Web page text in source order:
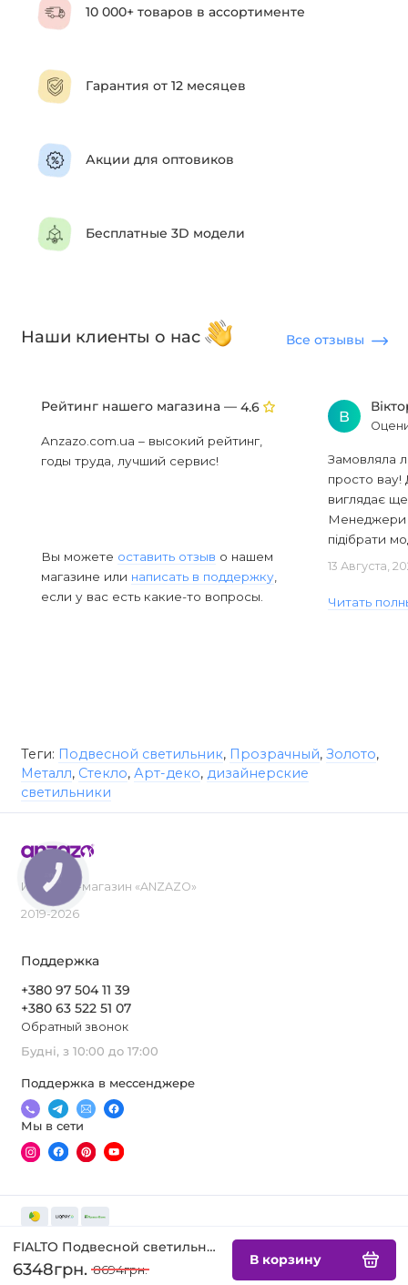
FIALTO Подвесной светильник
6348грн. 8694грн.
В корзину
10 000+ товаров в ассортименте
Гарантия от 12 месяцев
Акции для оптовиков
Бесплатные 3D модели
Наши клиенты о нас Все отзывы
Рейтинг нашего магазина — 4.6
Anzazo.com.ua – высокий рейтинг,
годы труда, лучший сервис!
Вы можете оставить отзыв о нашем
магазине или написать в поддержку,
если у вас есть какие-то вопросы.
В
Замовляла
просто вау!
виглядає
Менеджери
підібрати
13 Августа,
Читать
Теги: Подвесной светильник, Прозрачный, Золото,
Металл, Стекло, Арт-деко, дизайнерские
светильники
Интернет-магазин «ANZAZO»
2019-2026
Поддержка
+380 97 504 11 39
+380 63 522 51 07
Обратный звонок
Будні, з 10:00 до 17:00
Поддержка в мессенджере
Мы в сети
КНОПКА
ЗВ'ЯЗКУ